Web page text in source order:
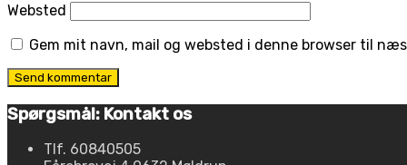
Websted
Gem mit navn, mail og websted i denne browser til
Spørgsmål: Kontakt os
Tlf. 60840505